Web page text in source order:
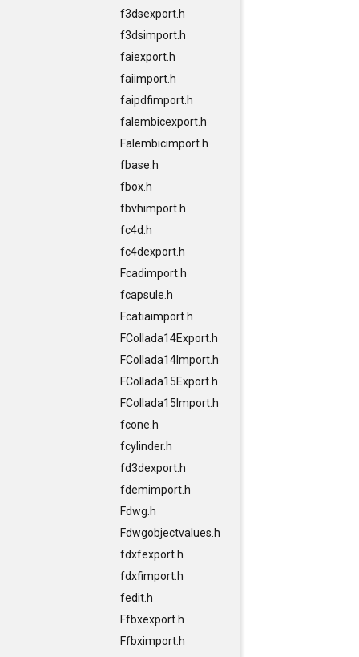
f3dsexport.h
f3dsimport.h
faiexport.h
faiimport.h
faipdfimport.h
falembicexport.h
Falembicimport.h
fbase.h
fbox.h
fbvhimport.h
fc4d.h
fc4dexport.h
Fcadimport.h
fcapsule.h
Fcatiaimport.h
FCollada14Export.h
FCollada14Import.h
FCollada15Export.h
FCollada15Import.h
fcone.h
fcylinder.h
fd3dexport.h
fdemimport.h
Fdwg.h
Fdwgobjectvalues.h
fdxfexport.h
fdxfimport.h
fedit.h
Ffbxexport.h
Ffbximport.h